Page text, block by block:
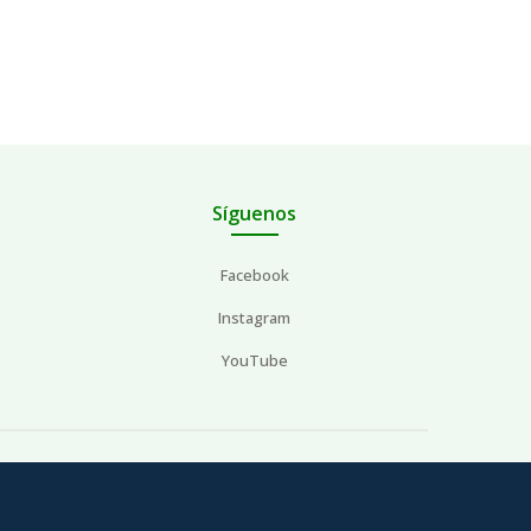
Síguenos
Facebook
Instagram
YouTube